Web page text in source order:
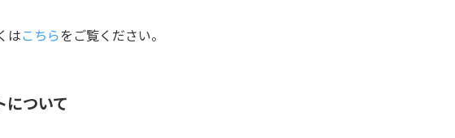
はこちらをご覧ください。
について